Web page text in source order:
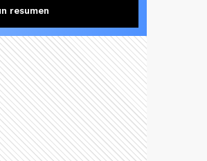
resumen